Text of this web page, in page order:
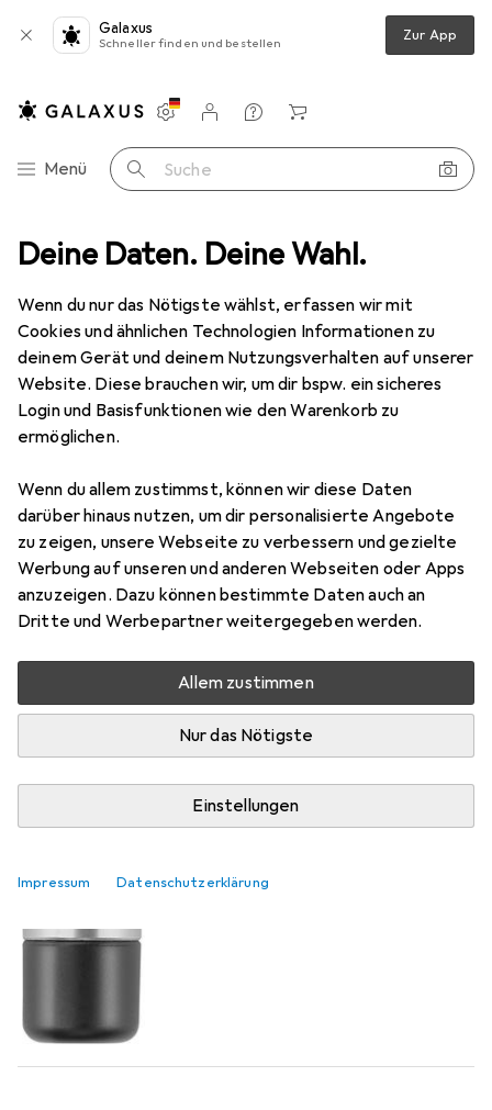
Deine Daten. Deine Wahl.
Wenn du nur das Nötigste wählst, erfassen wir mit
Cookies und ähnlichen Technologien Informationen zu
deinem Gerät und deinem Nutzungsverhalten auf unserer
Website. Diese brauchen wir, um dir bspw. ein sicheres
Login und Basisfunktionen wie den Warenkorb zu
ermöglichen.
Wenn du allem zustimmst, können wir diese Daten
darüber hinaus nutzen, um dir personalisierte Angebote
zu zeigen, unsere Webseite zu verbessern und gezielte
Werbung auf unseren und anderen Webseiten oder Apps
anzuzeigen. Dazu können bestimmte Daten auch an
Dritte und Werbepartner weitergegeben werden.
Allem zustimmen
Nur das Nötigste
Einstellungen
Impressum Datenschutzerklärung
Galaxus
Schneller finden und bestellen Zur App
Navigation nach Kategorien
Menü Suche
Einstellungen
Kundenkonto
Vergleichslisten
Merklisten
Warenkorb
Produktbewertungen Würde ich nicht mehr kaufen!
ZwillingNasen- und
Ohrenhaarschneider